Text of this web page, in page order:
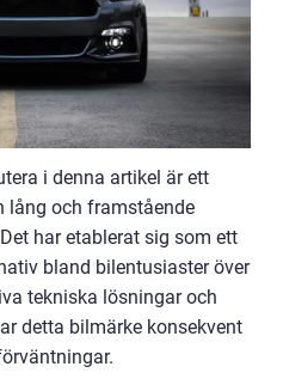
i denna artikel är ett
lång och framstående
har etablerat sig som ett
bland bilentusiaster över
tekniska lösningar och
detta bilmärke konsekvent